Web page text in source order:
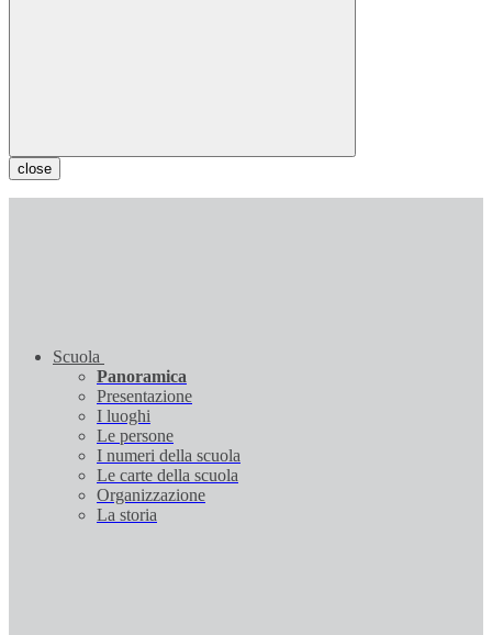
close
Scuola
Panoramica
Presentazione
I luoghi
Le persone
I numeri della scuola
Le carte della scuola
Organizzazione
La storia